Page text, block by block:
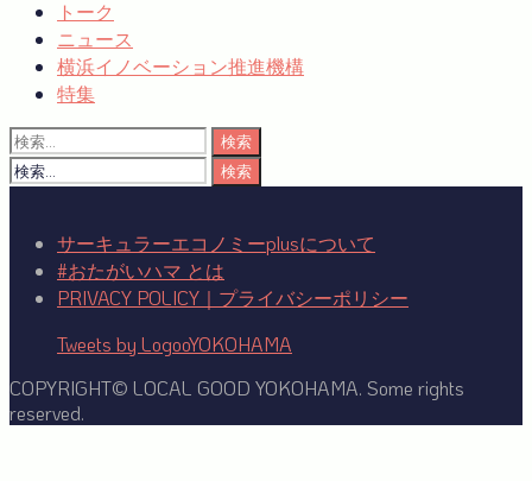
トーク
ニュース
横浜イノベーション推進機構
特集
検
索:
検
サーキュラーエコノミーplusについて
#おたがいハマ とは
PRIVACY POLICY｜プライバシーポリシー
Tweets by LogooYOKOHAMA
COPYRIGHT© LOCAL GOOD YOKOHAMA. Some rights
reserved.